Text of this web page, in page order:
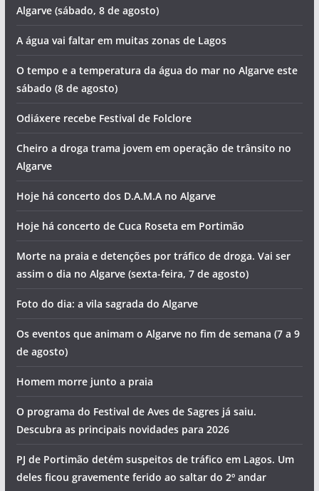
Algarve (sábado, 8 de agosto)
A água vai faltar em muitas zonas de Lagos
O tempo e a temperatura da água do mar no Algarve este
sábado (8 de agosto)
Odiáxere recebe Festival de Folclore
Cheiro a droga trama jovem em operação de trânsito no
Algarve
Hoje há concerto dos D.A.M.A no Algarve
Hoje há concerto de Cuca Roseta em Portimão
Morte na praia e detenções por tráfico de droga. Vai ser
assim o dia no Algarve (sexta-feira, 7 de agosto)
Foto do dia: a vila sagrada do Algarve
Os eventos que animam o Algarve no fim de semana (7 a 9
de agosto)
Homem morre junto a praia
O programa do Festival de Aves de Sagres já saiu.
Descubra as principais novidades para 2026
PJ de Portimão detém suspeitos de tráfico em Lagos. Um
deles ficou gravemente ferido ao saltar do 2º andar